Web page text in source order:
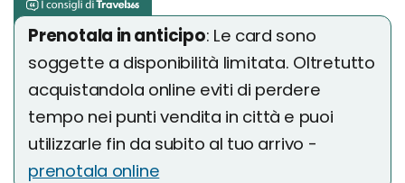
Prenotala in anticipo: Le card sono
soggette a disponibilità limitata. Oltretutto
acquistandola online eviti di perdere
tempo nei punti vendita in città e puoi
utilizzarle fin da subito al tuo arrivo -
prenotala online